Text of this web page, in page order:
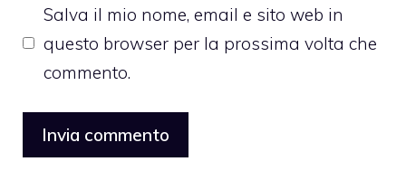
Salva il mio nome, email e sito web in
questo browser per la prossima volta che
commento.